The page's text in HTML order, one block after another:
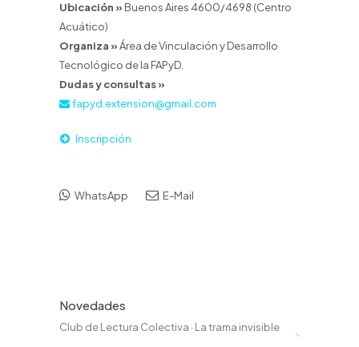
Ubicación » Buenos Aires 4600/4698 (Centro
Acuático)
Organiza »Área de Vinculación y Desarrollo
Tecnológico de la FAPyD.
Dudas y consultas »
fapyd.extension@gmail.com
Inscripción
WhatsApp E-Mail
Novedades
Club de Lectura Colectiva · La trama invisible